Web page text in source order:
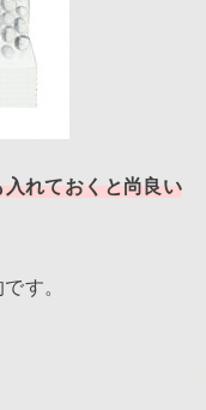
入れておくと尚良い
す。